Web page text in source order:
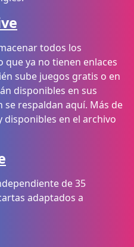
todos los
ya no tienen enlaces
sube juegos gratis o en
disponibles en sus
respaldan aquí. Más de
disponibles en el archivo
de 35
adaptados a